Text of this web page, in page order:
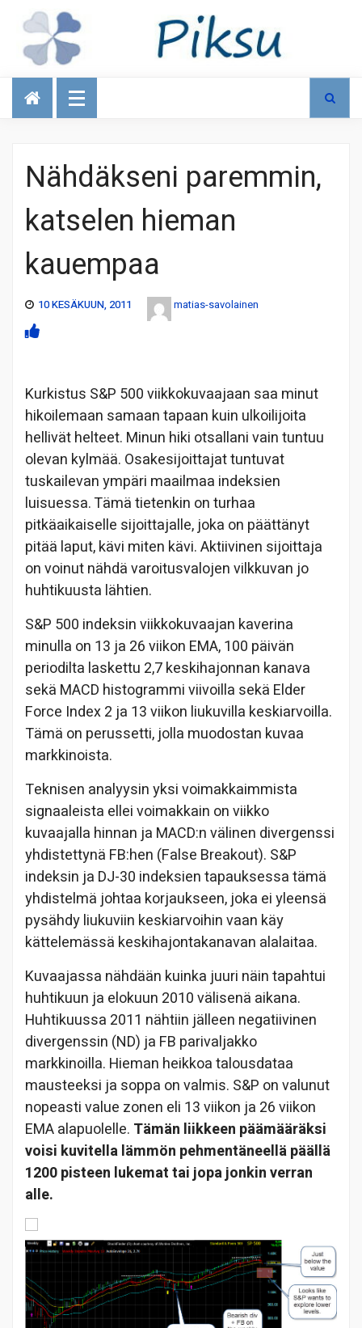
Talous
Nähdäkseni paremmin,
katselen hieman
kauempaa
10 KESÄKUUN, 2011 matias-savolainen
Kurkistus S&P 500 viikkokuvaajaan saa minut
hikoilemaan samaan tapaan kuin ulkoilijoita
hellivät helteet. Minun hiki otsallani vain tuntuu
olevan kylmää. Osakesijoittajat tuntuvat
tuskailevan ympäri maailmaa indeksien
luisuessa. Tämä tietenkin on turhaa
pitkäaikaiselle sijoittajalle, joka on päättänyt
pitää laput, kävi miten kävi. Aktiivinen sijoittaja
on voinut nähdä varoitusvalojen vilkkuvan jo
huhtikuusta lähtien.
S&P 500 indeksin viikkokuvaajan kaverina
minulla on 13 ja 26 viikon EMA, 100 päivän
periodilta laskettu 2,7 keskihajonnan kanava
sekä MACD histogrammi viivoilla sekä Elder
Force Index 2 ja 13 viikon liukuvilla keskiarvoilla.
Tämä on perussetti, jolla muodostan kuvaa
markkinoista.
Teknisen analyysin yksi voimakkaimmista
signaaleista ellei voimakkain on viikko
kuvaajalla hinnan ja MACD:n välinen divergenssi
yhdistettynä FB:hen (False Breakout). S&P
indeksin ja DJ-30 indeksien tapauksessa tämä
yhdistelmä johtaa korjaukseen, joka ei yleensä
pysähdy liukuviin keskiarvoihin vaan käy
kättelemässä keskihajontakanavan alalaitaa.
Kuvaajassa nähdään kuinka juuri näin tapahtui
huhtikuun ja elokuun 2010 välisenä aikana.
Huhtikuussa 2011 nähtiin jälleen negatiivinen
divergenssin (ND) ja FB parivaljakko
markkinoilla. Hieman heikkoa talousdataa
mausteeksi ja soppa on valmis. S&P on valunut
nopeasti value zonen eli 13 viikon ja 26 viikon
EMA alapuolelle. Tämän liikkeen päämääräksi
voisi kuvitella lämmön pehmentäneellä päällä
1200 pisteen lukemat tai jopa jonkin verran
alle.